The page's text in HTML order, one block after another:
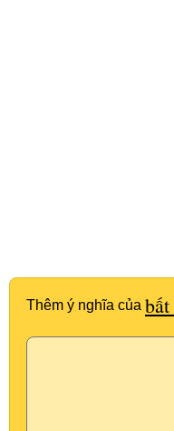
Thêm ý nghĩa của